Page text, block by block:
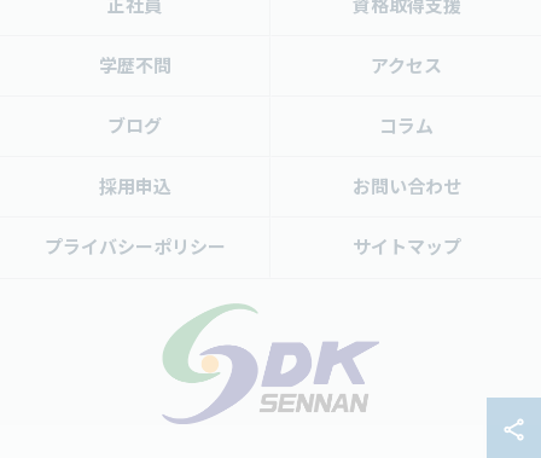
正社員 資格取得支援
学歴不問 アクセス
ブログ コラム
採用申込 お問い合わせ
プライバシーポリシー サイトマップ